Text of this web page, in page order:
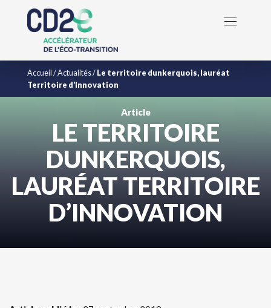
Accueil/Actualités/Le territoire dunkerquois, lauréat
Territoire d’Innovation
Article
LE TERRITOIRE
DUNKERQUOIS,
LAURÉAT TERRITOIRE
D’INNOVATION